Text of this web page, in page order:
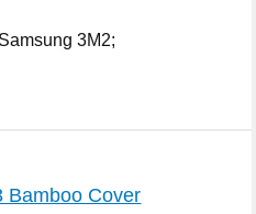
3M2;
Cover